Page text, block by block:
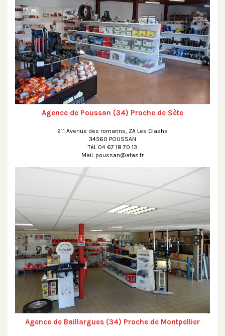
Agence de Poussan (34) Proche de Sète
211 Avenue des romarins, ZA Les Clashs
34560 POUSSAN
Tél. 04 67 18 70 13
Mail. poussan@atas.fr
Agence de Baillargues (34) Proche de Montpellier